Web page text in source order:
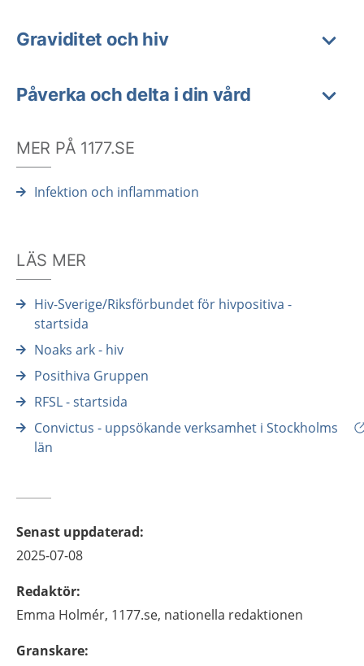
Graviditet och hiv
Påverka och delta i din vård
MER PÅ 1177.SE
Infektion och inflammation
LÄS MER
Hiv-Sverige/Riksförbundet för hivpositiva -
startsida
Noaks ark - hiv
Posithiva Gruppen
RFSL - startsida
Convictus - uppsökande verksamhet i Stockholms
län
Senast uppdaterad:
2025-07-08
Redaktör:
Emma Holmér, 1177.se, nationella redaktionen
Granskare: